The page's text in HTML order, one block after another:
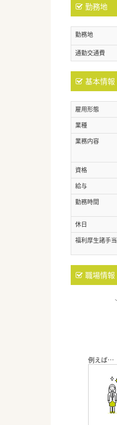
勤務地
勤務地
通勤交通費
基本情報
雇用形態
業種
業務内容
資格
給与
勤務時間
休日
福利厚生諸手当
職場情報